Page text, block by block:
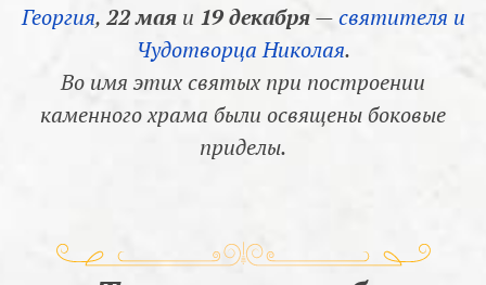
Георгия, 22 маяи 19 декабря—святителя и
Чудотворца Николая.
Во имя этих святых при построении
каменного храма были освящены боковые
приделы.